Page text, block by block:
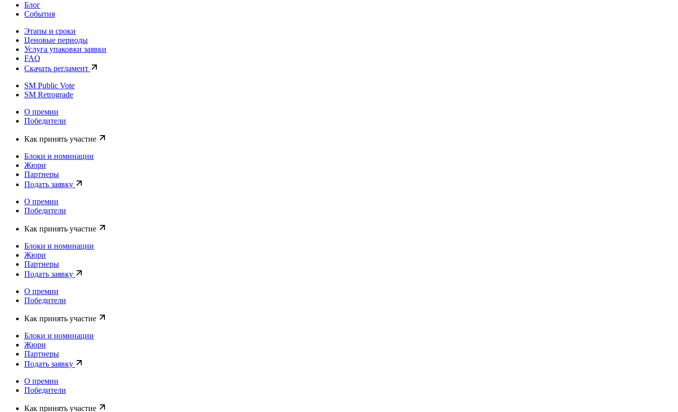
Блог
События
Этапы и сроки
Ценовые периоды
Услуга упаковки заявки
FAQ
Скачать регламент
SM Public Vote
SM Retrograde
О премии
Победители
Как принять участие
Блоки и номинации
Жюри
Партнеры
Подать заявку
О премии
Победители
Как принять участие
Блоки и номинации
Жюри
Партнеры
Подать заявку
О премии
Победители
Как принять участие
Блоки и номинации
Жюри
Партнеры
Подать заявку
О премии
Победители
Как принять участие